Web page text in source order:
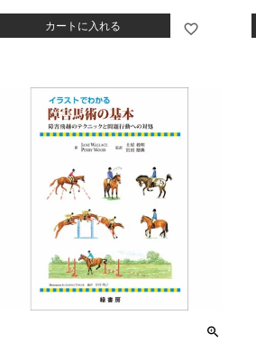
カートに入れる